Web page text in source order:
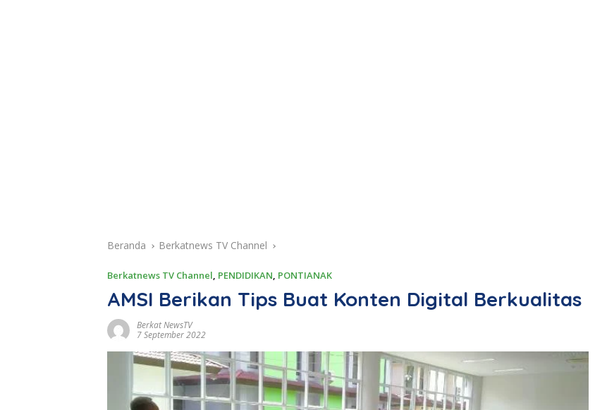
Beranda Berkatnews TV Channel
Berkatnews TV Channel, PENDIDIKAN, PONTIANAK
AMSI Berikan Tips Buat Konten Digital Berkualitas
Berkat NewsTV
7 September 2022